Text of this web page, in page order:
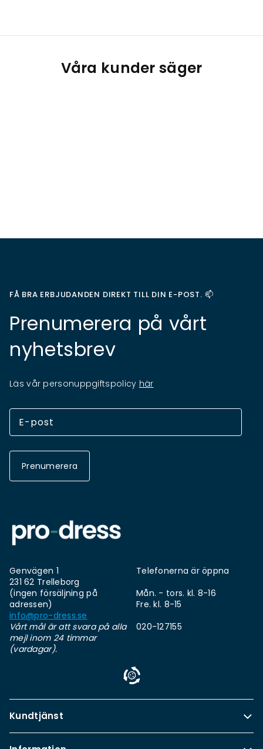
Våra kunder säger
FÅ BRA ERBJUDANDEN DIREKT TILL DIN E-POST. 📫
Prenumerera på vårt
nyhetsbrev
Läs vår personuppgiftspolicy här
Prenumerera
Genvägen 1
231 62 Trelleborg
(ingen försäljning på
adressen)
info@pro-dress.se
Vårt mål är att svara på alla
mejl inom 24 timmar
(vardagar).
Telefonerna är öppna
Mån. - tors. kl. 8-16
Fre. kl. 8-15
020-127155
Kundtjänst